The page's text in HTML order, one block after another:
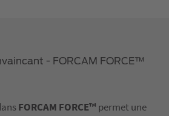
- FORCAM FORCE™
FORCAM FORCE™ permet une